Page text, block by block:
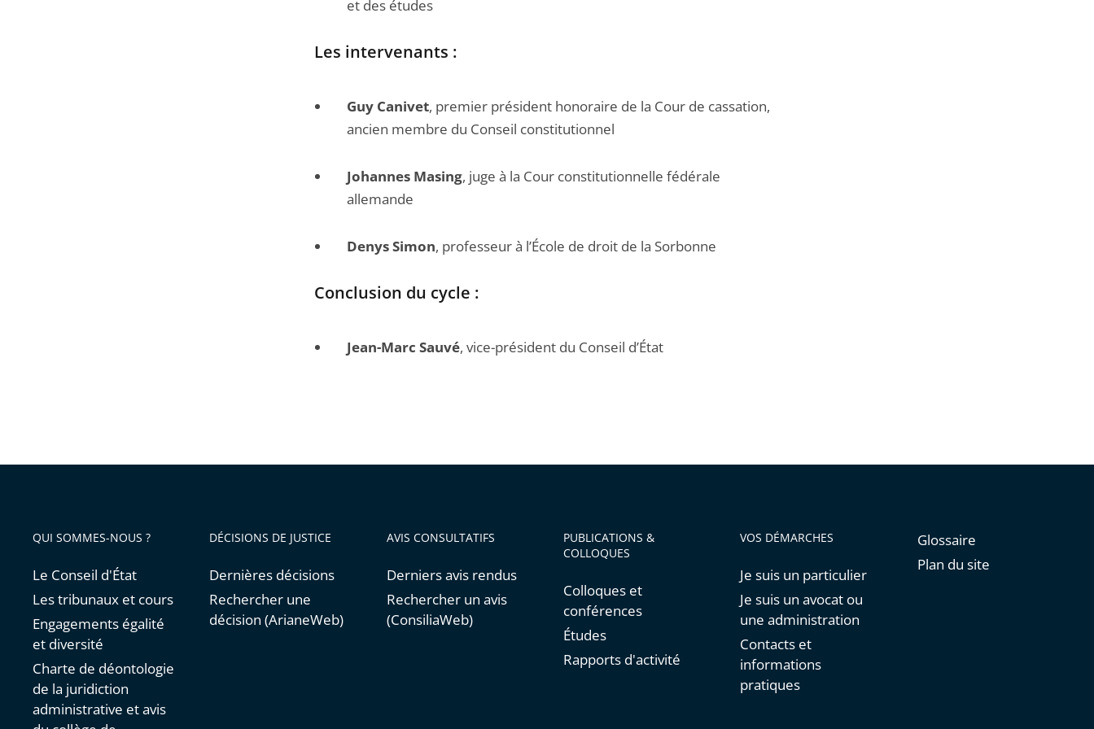
et des études
Les intervenants :
Guy Canivet, premier président honoraire de la Cour de cassation,
ancien membre du Conseil constitutionnel
Johannes Masing, juge à la Cour constitutionnelle fédérale
allemande
Denys Simon, professeur à l’École de droit de la Sorbonne
Conclusion du cycle :
Jean-Marc Sauvé, vice-président du Conseil d’État
QUI SOMMES-NOUS ?
Le Conseil d'État
Les tribunaux et cours
Engagements égalité
et diversité
Charte de déontologie
de la juridiction
administrative et avis
DÉCISIONS DE JUSTICE
Dernières décisions
Rechercher une
décision (ArianeWeb)
AVIS CONSULTATIFS
Derniers avis rendus
Rechercher un avis
(ConsiliaWeb)
PUBLICATIONS &
COLLOQUES
Colloques et
conférences
Études
Rapports d'activité
VOS DÉMARCHES
Je suis un particulier
Je suis un avocat ou
une administration
Contacts et
informations
pratiques
Glossaire
Plan du site